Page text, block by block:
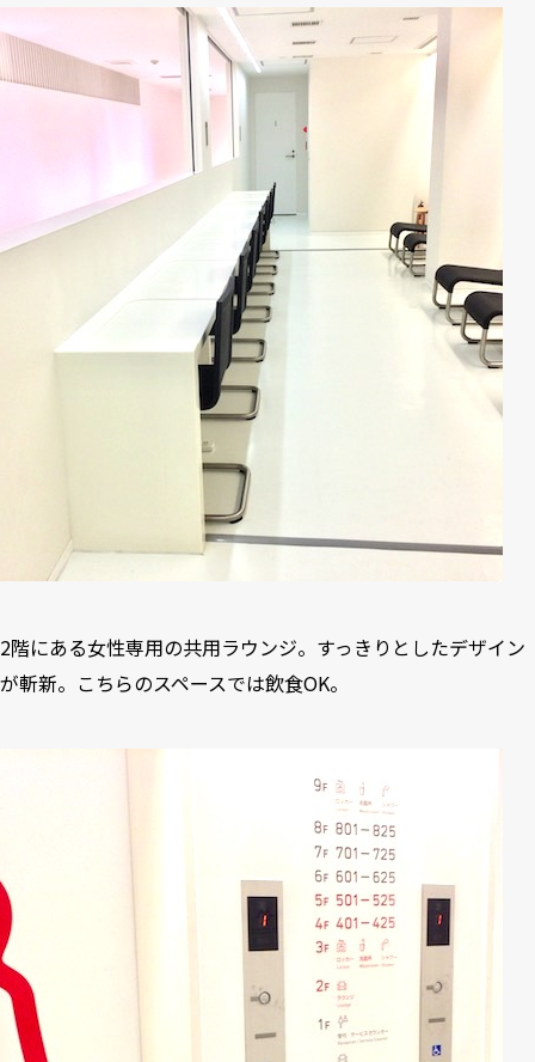
2階にある女性専用の共用ラウンジ。すっきりとしたデザイン
が斬新。こちらのスペースでは飲食OK。